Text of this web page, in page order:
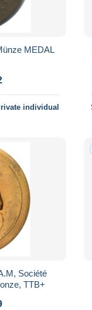
MEDAL
individual
Société
TTB+